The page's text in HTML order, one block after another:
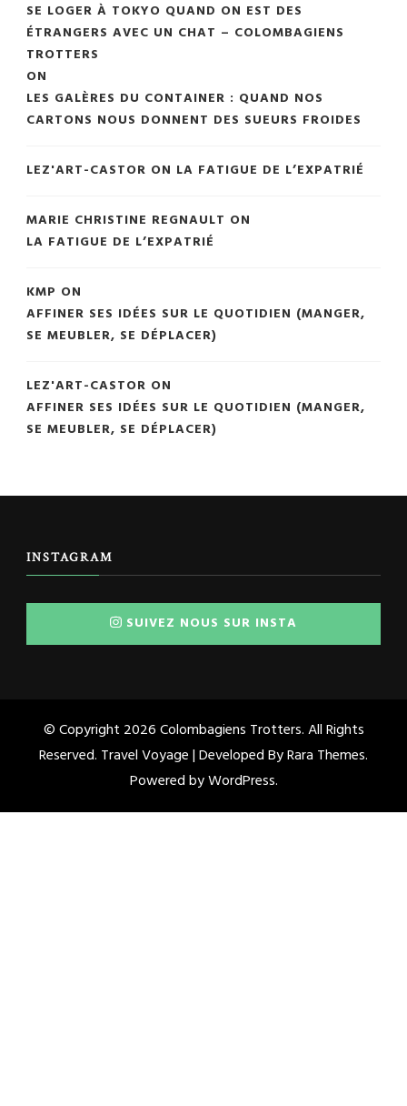
SE LOGER À TOKYO QUAND ON EST DES
ÉTRANGERS AVEC UN CHAT – COLOMBAGIENS
TROTTERS
ON
LES GALÈRES DU CONTAINER : QUAND NOS
CARTONS NOUS DONNENT DES SUEURS FROIDES
LEZ'ART-CASTOR ON LA FATIGUE DE L’EXPATRIÉ
MARIE CHRISTINE REGNAULT ON
LA FATIGUE DE L’EXPATRIÉ
KMP ON
AFFINER SES IDÉES SUR LE QUOTIDIEN (MANGER,
SE MEUBLER, SE DÉPLACER)
LEZ'ART-CASTOR ON
AFFINER SES IDÉES SUR LE QUOTIDIEN (MANGER,
SE MEUBLER, SE DÉPLACER)
INSTAGRAM
SUIVEZ NOUS SUR INSTA
© Copyright 2026Colombagiens Trotters. All Rights
Reserved. Travel Voyage | Developed ByRara Themes.
Powered byWordPress.